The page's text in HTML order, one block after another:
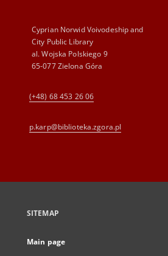
Cyprian Norwid Voivodeship and
City Public Library
al. Wojska Polskiego 9
65-077 Zielona Góra
(+48) 68 453 26 06
p.karp@biblioteka.zgora.pl
SITEMAP
Main page